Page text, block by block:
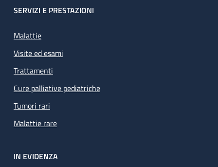
SERVIZI E PRESTAZIONI
Malattie
Visite ed esami
Trattamenti
Cure palliative pediatriche
Tumori rari
Malattie rare
IN EVIDENZA